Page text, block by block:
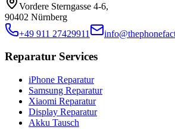
Vordere Sterngasse 4-6,
90402 Nürnberg
+49 911 27429911
Reparatur Services
iPhone Reparatur
Samsung Reparatur
Xiaomi Reparatur
Display Reparatur
Akku Tausch